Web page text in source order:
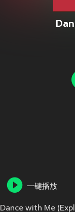
一键播放
Dance with Me